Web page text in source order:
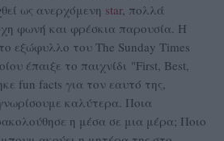
ως ανερχόμενη star, πολλά
φωνή και φρέσκια παρουσία. H
εξώφυλλο του The Sunday Times
έπαιξε το παιχνίδι "First, Best,
fun facts για τον εαυτό της,
καλύτερα. Ποια
η μέσα σε μια μέρα; Ποιο